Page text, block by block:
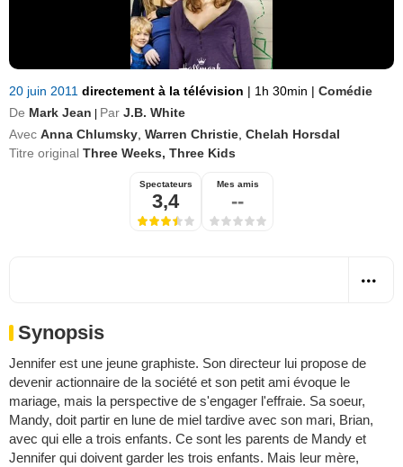
20 juin 2011 directement à la télévision | 1h 30min | Comédie
De Mark Jean Par J.B. White
Avec Anna Chlumsky Warren Christie Chelah Horsdal
Titre original Three Weeks, Three Kids
Spectateurs
3,4
Mes amis
--
Synopsis
Jennifer est une jeune graphiste. Son directeur lui propose de
devenir actionnaire de la société et son petit ami évoque le
mariage, mais la perspective de s'engager l'effraie. Sa soeur,
Mandy, doit partir en lune de miel tardive avec son mari, Brian,
avec qui elle a trois enfants. Ce sont les parents de Mandy et
Jennifer qui doivent garder les trois enfants. Mais leur mère,